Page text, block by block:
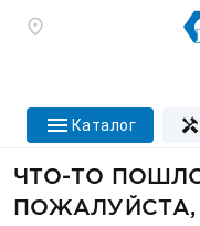
каталог
ЧТО-ТО
ПОЖАЛУЙСТА,